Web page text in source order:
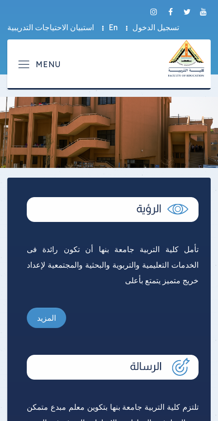
تسجيل الدخول En استبيان الاحتياجات التدريبية
تأمل كلية التربية جامعة بنها أن تكون رائدة فى
الخدمات التعليمية والتربوية والبحثية والمجتمعية لإعداد
خريج متميز يتمتع بأعلى
المزيد
تلتزم كلية التربية جامعة بنها بتكوين معلم مبدع متمكن